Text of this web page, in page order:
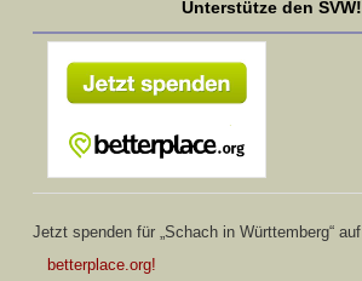
Unterstütze den SVW!
Jetzt spenden für „Schach in Württemberg“ auf
betterplace.org!